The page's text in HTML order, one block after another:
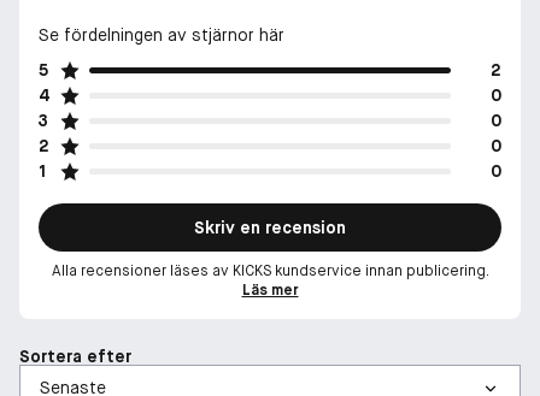
Se fördelningen av stjärnor här
5
2
4
0
3
0
2
0
1
0
Skriv en recension
Alla recensioner läses av KICKS kundservice innan publicering.
Läs mer
Sortera efter